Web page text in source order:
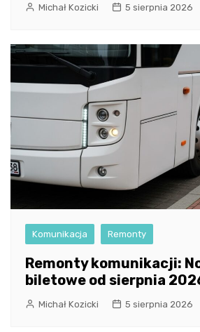
Michał Kozicki 5 sierpnia 2026
Komunikacja Remonty
Remonty komunikacji:
biletowe od sierpnia
Michał Kozicki 5 sierpnia 2026